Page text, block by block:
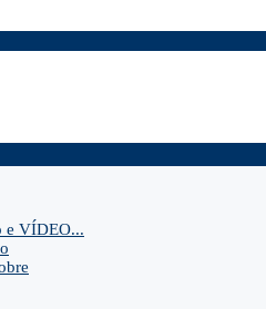
e VÍDEO...